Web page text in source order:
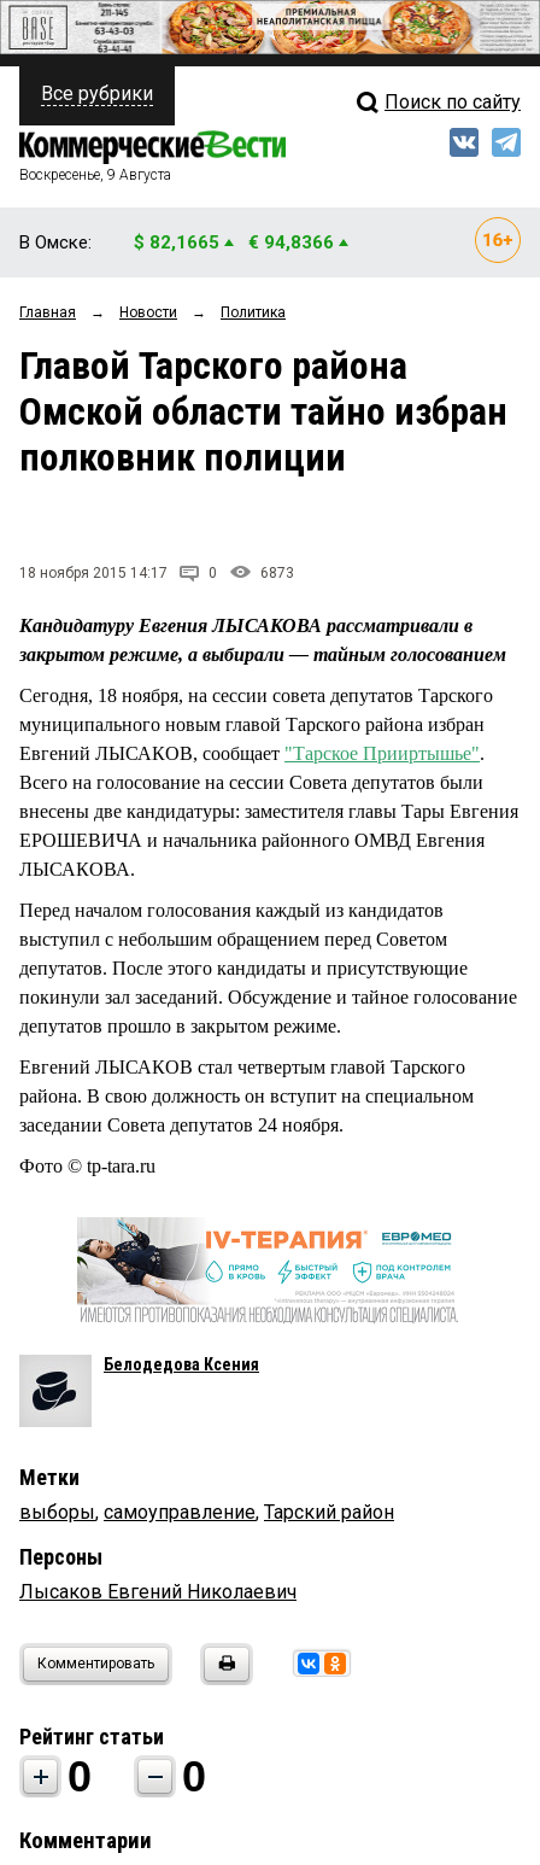
ПОЛИТИКА
ФИНАНСЫ
ОБЩЕСТВО
ЗАКОН
Свежий выпуск
Рейтинги
Блоги
Архив
Все рубрики Поиск по сайту
Воскресенье, 9 Августа
В Омске: $ 82,1665 € 94,8366
Главная → Новости → Политика
Главой Тарского района
Омской области тайно избран
полковник полиции
18 ноября 2015 14:17 0 6873
Кандидатуру Евгения ЛЫСАКОВА рассматривали в
закрытом режиме, а выбирали — тайным голосованием
Сегодня, 18 ноября, на сессии совета депутатов Тарского
муниципального новым главой Тарского района избран
Евгений ЛЫСАКОВ, сообщает "Тарское Прииртышье".
Всего на голосование на сессии Совета депутатов были
внесены две кандидатуры: заместителя главы Тары Евгения
ЕРОШЕВИЧА и начальника районного ОМВД Евгения
ЛЫСАКОВА.
Перед началом голосования каждый из кандидатов
выступил с небольшим обращением перед Советом
депутатов. После этого кандидаты и присутствующие
покинули зал заседаний. Обсуждение и тайное голосование
депутатов прошло в закрытом режиме.
Евгений ЛЫСАКОВ стал четвертым главой Тарского
района. В свою должность он вступит на специальном
заседании Совета депутатов 24 ноября.
Фото © tp-tara.ru
Белодедова Ксения
Метки
выборы, самоуправление, Тарский район
Персоны
Лысаков Евгений Николаевич
Комментировать
Рейтинг статьи
0 0
Комментарии